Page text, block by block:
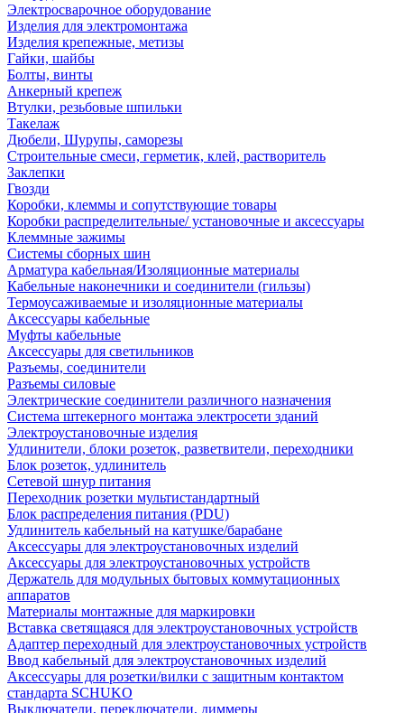
Электросварочное оборудование
Изделия для электромонтажа
Изделия крепежные, метизы
Гайки, шайбы
Болты, винты
Анкерный крепеж
Втулки, резьбовые шпильки
Такелаж
Дюбели, Шурупы, саморезы
Строительные смеси, герметик, клей, растворитель
Заклепки
Гвозди
Коробки, клеммы и сопутствующие товары
Коробки распределительные/ установочные и аксессуары
Клеммные зажимы
Системы сборных шин
Арматура кабельная/Изоляционные материалы
Кабельные наконечники и соединители (гильзы)
Термоусаживаемые и изоляционные материалы
Аксессуары кабельные
Муфты кабельные
Аксессуары для светильников
Разъемы, соединители
Разъемы силовые
Электрические соединители различного назначения
Система штекерного монтажа электросети зданий
Электроустановочные изделия
Удлинители, блоки розеток, разветвители, переходники
Блок розеток, удлинитель
Сетевой шнур питания
Переходник розетки мультистандартный
Блок распределения питания (PDU)
Удлинитель кабельный на катушке/барабане
Аксессуары для электроустановочных изделий
Аксессуары для электроустановочных устройств
Держатель для модульных бытовых коммутационных
аппаратов
Материалы монтажные для маркировки
Вставка светящаяся для электроустановочных устройств
Адаптер переходный для электроустановочных устройств
Ввод кабельный для электроустановочных изделий
Аксессуары для розетки/вилки с защитным контактом
стандарта SCHUKO
Выключатели, переключатели, диммеры